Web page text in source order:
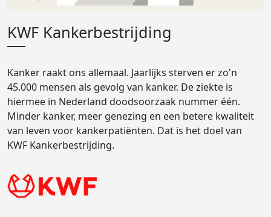
KWF Kankerbestrijding
Kanker raakt ons allemaal. Jaarlijks sterven er zo'n
45.000 mensen als gevolg van kanker. De ziekte is
hiermee in Nederland doodsoorzaak nummer één.
Minder kanker, meer genezing en een betere kwaliteit
van leven voor kankerpatiënten. Dat is het doel van
KWF Kankerbestrijding.